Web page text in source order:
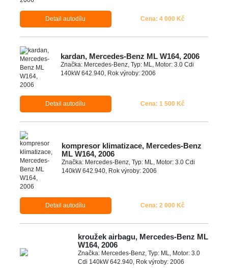
Detail autodílu Cena: 4 000 Kč
kardan, Mercedes-Benz ML W164, 2006
Značka: Mercedes-Benz, Typ: ML, Motor: 3.0 Cdi
140kW 642.940, Rok výroby: 2006
Detail autodílu Cena: 1 500 Kč
kompresor klimatizace, Mercedes-Benz
ML W164, 2006
Značka: Mercedes-Benz, Typ: ML, Motor: 3.0 Cdi
140kW 642.940, Rok výroby: 2006
Detail autodílu Cena: 2 000 Kč
kroužek airbagu, Mercedes-Benz ML
W164, 2006
Značka: Mercedes-Benz, Typ: ML, Motor: 3.0
Cdi 140kW 642.940, Rok výroby: 2006